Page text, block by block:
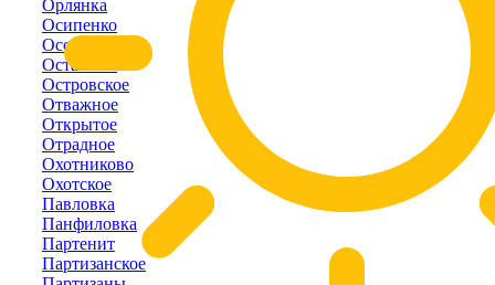
Орлянка
Осипенко
Осовины
Останино
Островское
Отважное
Открытое
Отрадное
Охотниково
Охотское
Павловка
Панфиловка
Партенит
Партизанское